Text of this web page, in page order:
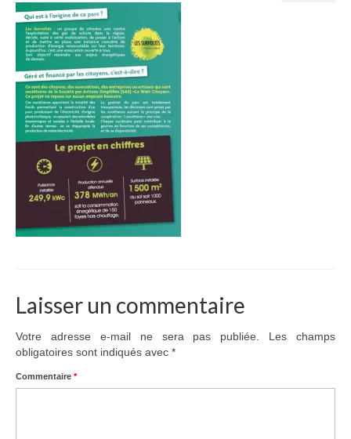
Historique
Objectifs
Presse
Adhérer
PROJETS
LE WATT CITOYEN
Parc Photovoltaïque
Structure juridique
Inauguration du parc
Exploitation
Laisser un commentaire
Votre adresse e-mail ne sera pas publiée.
Les champs
obligatoires sont indiqués avec *
Commentaire *